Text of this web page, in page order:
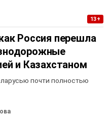
13+
Россия перешла
и Казахстаном
почти полностью